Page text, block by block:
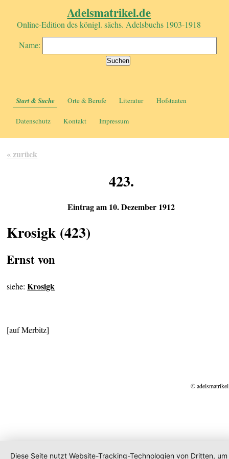
Adelsmatrikel.de
Online-Edition des königl. sächs. Adelsbuchs 1903-1918
Name:
Start & Suche Orte & Berufe Literatur Hofstaaten
Datenschutz Kontakt Impressum
« zurück
423.
Eintrag am 10. Dezember 1912
Krosigk (423)
Ernst von
siehe:Krosigk
[auf Merbitz]
©
Diese Seite nutzt Website-Tracking-Technologien von Dritten, um